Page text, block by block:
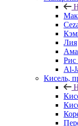
Лия
Рис
Al-
Кисель,